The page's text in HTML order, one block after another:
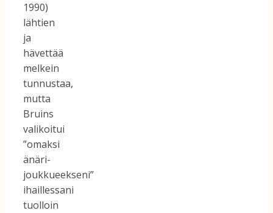
1990)
lähtien
ja
hävettää
melkein
tunnustaa,
mutta
Bruins
valikoitui
”omaksi
änäri-
joukkueekseni”
ihaillessani
tuolloin